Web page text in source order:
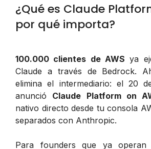
¿Qué es Claude
por qué importa?
100.000 clientes de AWS ya
Claude a través de Bedrock.
elimina el intermediario: el 20
anunció Claude Platform on
nativo directo desde tu consola
separados con Anthropic.
Para founders que ya